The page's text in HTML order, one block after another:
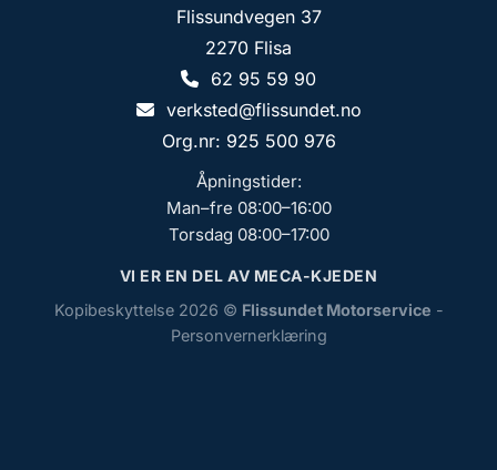
Flissundvegen 37
2270 Flisa
62 95 59 90
verksted@flissundet.no
Org.nr: 925 500 976
Åpningstider:
Man–fre 08:00–16:00
Torsdag 08:00–17:00
VI ER EN DEL AV MECA-KJEDEN
Kopibeskyttelse 2026 © Flissundet Motorservice -
Personvernerklæring